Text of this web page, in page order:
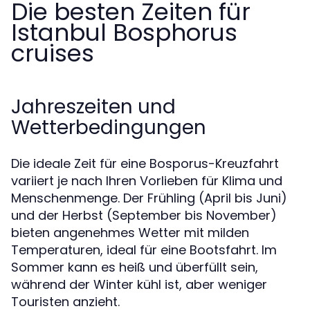
Die besten Zeiten für
Istanbul Bosphorus
cruises
Jahreszeiten und
Wetterbedingungen
Die ideale Zeit für eine Bosporus-Kreuzfahrt
variiert je nach Ihren Vorlieben für Klima und
Menschenmenge. Der Frühling (April bis Juni)
und der Herbst (September bis November)
bieten angenehmes Wetter mit milden
Temperaturen, ideal für eine Bootsfahrt. Im
Sommer kann es heiß und überfüllt sein,
während der Winter kühl ist, aber weniger
Touristen anzieht.